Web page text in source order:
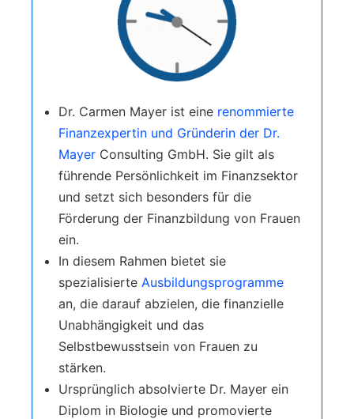
Dr. Carmen Mayer ist eine renommierte
Finanzexpertin und Gründerin der Dr.
Mayer Consulting GmbH. Sie gilt als
führende Persönlichkeit im Finanzsektor
und setzt sich besonders für die
Förderung der Finanzbildung von Frauen
ein.
In diesem Rahmen bietet sie
spezialisierte Ausbildungsprogramme
an, die darauf abzielen, die finanzielle
Unabhängigkeit und das
Selbstbewusstsein von Frauen zu
stärken.
Ursprünglich absolvierte Dr. Mayer ein
Diplom in Biologie und promovierte